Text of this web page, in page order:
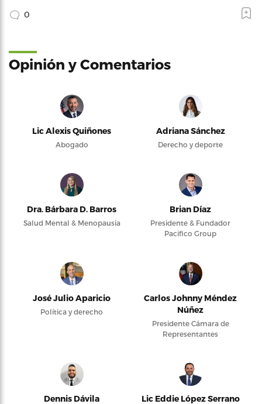
0
Opinión y Comentarios
Lic Alexis Quiñones
Abogado
Adriana Sánchez
Derecho y deporte
Dra. Bárbara D. Barros
Salud Mental & Menopausia
Brian Díaz
Presidente & Fundador
Pacifico Group
José Julio Aparicio
Política y derecho
Carlos Johnny Méndez
Núñez
Presidente Cámara de
Representantes
Dennis Dávila Lic Eddie López Serrano